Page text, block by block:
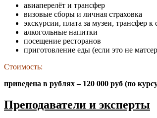
авиаперелёт и трансфер
визовые сборы и личная страховка
экскурсии, плата за музеи, трансфер к
алкогольные напитки
посещение ресторанов
приготовление еды (если это не
Стоимость:
приведена в рублях – 120 000 руб (по
Преподаватели и эксперты